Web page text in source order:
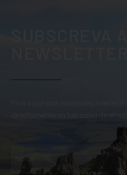
directamente na tua caixa de email.